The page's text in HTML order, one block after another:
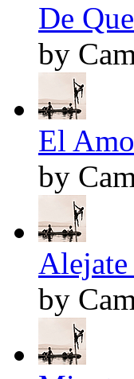
De
by
El
by
by